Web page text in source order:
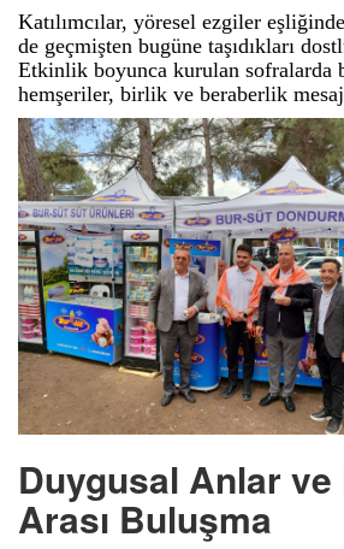
Katılımcılar, yöresel ezgiler
de geçmişten bugüne taşıdıkları
Etkinlik boyunca kurulan sofralarda
hemşeriler, birlik ve beraberlik
Duygusal Anlar
Arası Buluşma